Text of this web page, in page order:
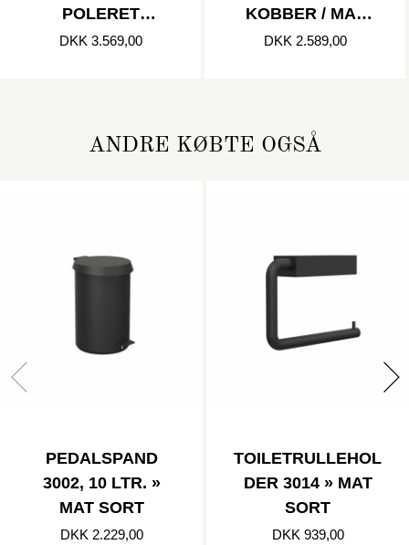
POLERET
RUSTFRI
DKK 3.569,00
KOBBER / MAT
HVID
DKK 2.589,00
ANDRE KØBTE OGSÅ
PEDALSPAND
3002, 10 LTR. »
MAT SORT
DKK 2.229,00
TOILETRULLEHOL
DER 3014 » MAT
SORT
DKK 939,00